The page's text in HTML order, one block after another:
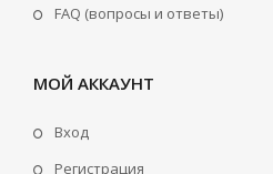
FAQ (вопросы и ответы)
МОЙ АККАУНТ
Вход
Регистрация